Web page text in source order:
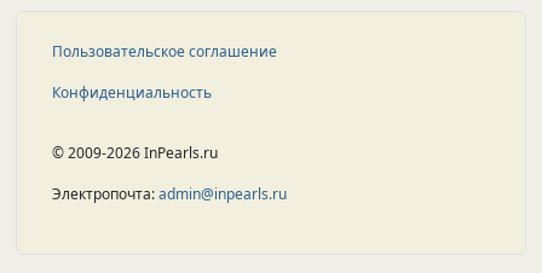
Пользовательское соглашение
Конфиденциальность
© 2009-2026 InPearls.ru
Электропочта:admin@inpearls.ru